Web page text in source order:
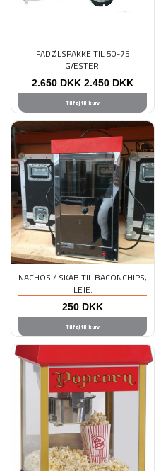
FADØLSPAKKE TIL 50-75
GÆSTER.
2.650 DKK 2.450 DKK
Tilføj til kurv
NACHOS / SKAB TIL BACONCHIPS,
LEJE.
250 DKK
Tilføj til kurv